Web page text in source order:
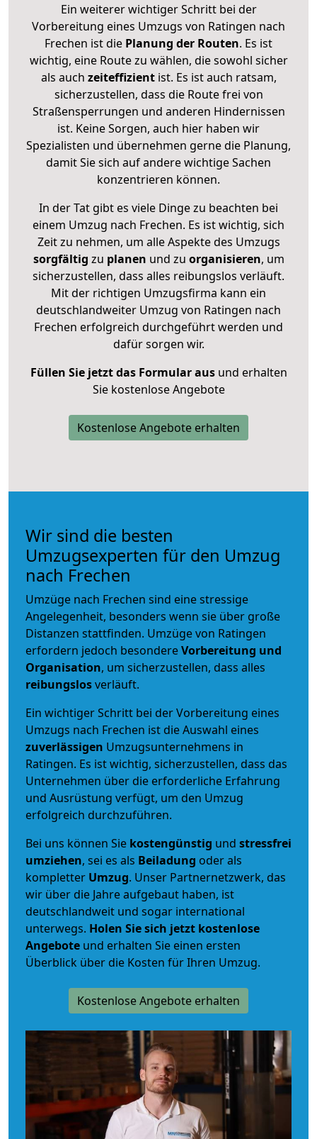
Ein weiterer wichtiger Schritt bei der
Vorbereitung eines Umzugs von Ratingen nach
Frechen ist die Planung der Routen. Es ist
wichtig, eine Route zu wählen, die sowohl sicher
als auch zeiteffizientist. Es ist auch ratsam,
sicherzustellen, dass die Route frei von
Straßensperrungen und anderen Hindernissen
ist. Keine Sorgen, auch hier haben wir
Spezialisten und übernehmen gerne die Planung,
damit Sie sich auf andere wichtige Sachen
konzentrieren können.
In der Tat gibt es viele Dinge zu beachten bei
einem Umzug nach Frechen. Es ist wichtig, sich
Zeit zu nehmen, um alle Aspekte des Umzugs
sorgfältig zu planen und zu organisieren, um
sicherzustellen, dass alles reibungslos verläuft.
Mit der richtigen Umzugsfirma kann ein
deutschlandweiter Umzug von Ratingen nach
Frechen erfolgreich durchgeführt werden und
dafür sorgen wir.
Füllen Sie jetzt das Formular ausund erhalten
Sie kostenlose Angebote
Kostenlose Angebote erhalten
Wir sind die besten
Umzugsexperten für den Umzug
nach Frechen
Umzüge nach Frechen sind eine stressige
Angelegenheit, besonders wenn sie über große
Distanzen stattfinden. Umzüge von Ratingen
erfordern jedoch besondereVorbereitung und
Organisation, um sicherzustellen, dass alles
reibungslosverläuft.
Ein wichtiger Schritt bei der Vorbereitung eines
Umzugs nach Frechen ist die Auswahl eines
zuverlässigen Umzugsunternehmens in
Ratingen. Es ist wichtig, sicherzustellen, dass das
Unternehmen über die erforderliche Erfahrung
und Ausrüstung verfügt, um den Umzug
erfolgreich durchzuführen.
Bei uns können Sie kostengünstig und stressfrei
umziehen, sei es als Beiladung oder als
kompletter Umzug. Unser Partnernetzwerk, das
wir über die Jahre aufgebaut haben, ist
deutschlandweit und sogar international
unterwegs. Holen Sie sich jetzt kostenlose
Angebote und erhalten Sie einen ersten
Überblick über die Kosten für Ihren Umzug.
Kostenlose Angebote erhalten